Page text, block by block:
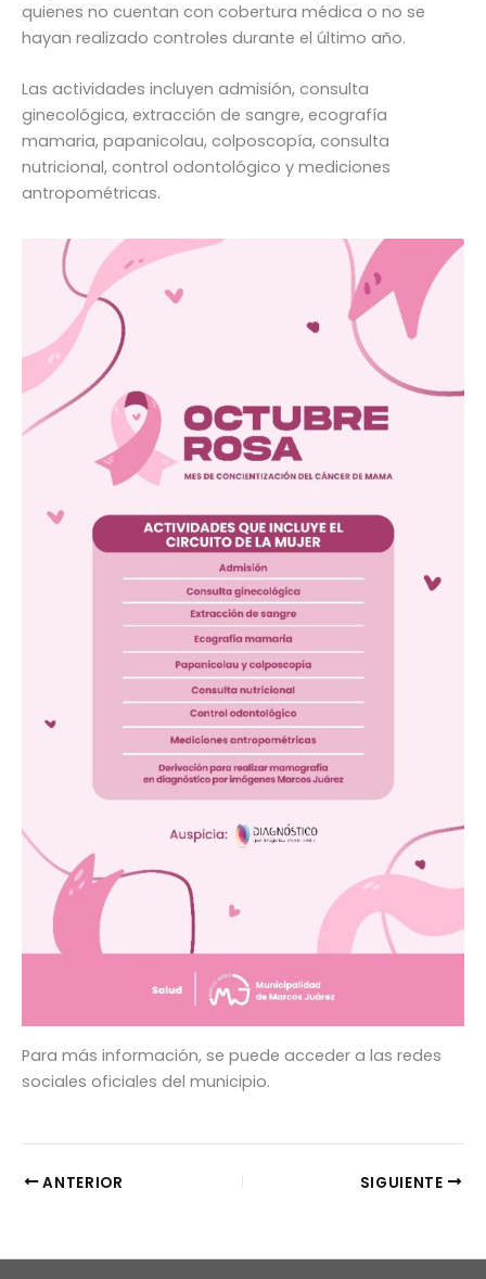
quienes no cuentan con cobertura médica o no se
hayan realizado controles durante el último año.
Las actividades incluyen admisión, consulta
ginecológica, extracción de sangre, ecografía
mamaria, papanicolau, colposcopía, consulta
nutricional, control odontológico y mediciones
antropométricas.
Para más información, se puede acceder a las redes
sociales oficiales del municipio.
ANTERIOR SIGUIENTE